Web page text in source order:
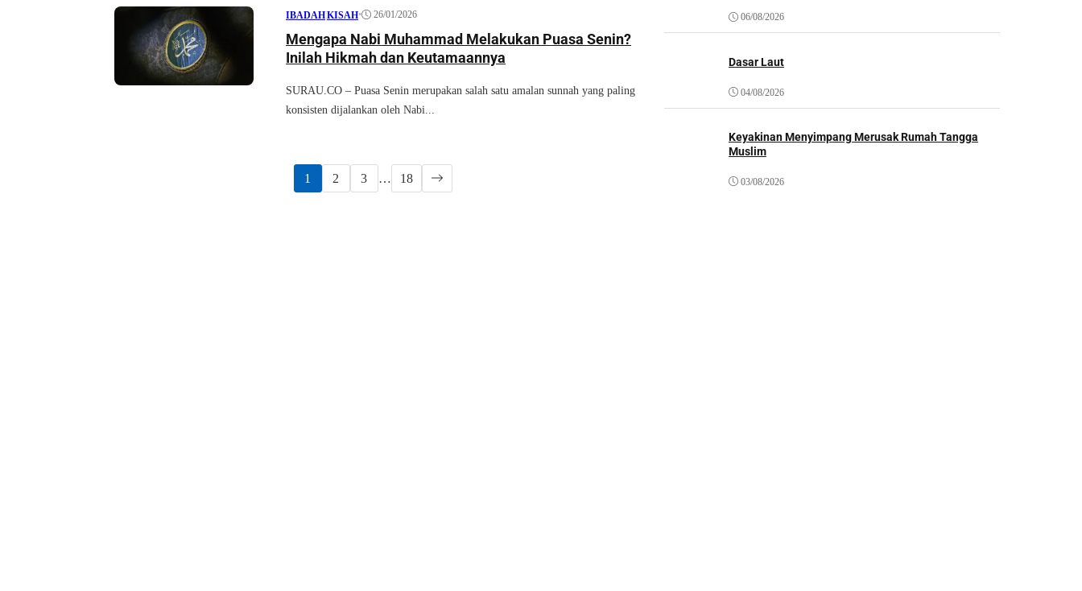
IBADAH|KISAH• 26/01/2026
Mengapa Nabi Muhammad Melakukan Puasa Senin?
Inilah Hikmah dan Keutamaannya
SURAU.CO – Puasa Senin merupakan salah satu amalan sunnah yang paling
konsisten dijalankan oleh Nabi...
1 2 3 … 18
06/08/2026
Dasar Laut
04/08/2026
Keyakinan Menyimpang Merusak Rumah Tangga
Muslim
03/08/2026